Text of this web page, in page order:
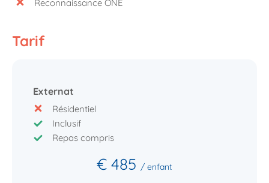
Reconnaissance ONE
Tarif
Externat
Résidentiel
Inclusif
Repas compris
€ 485 / enfant